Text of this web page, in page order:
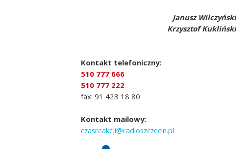
Janusz Wilczyński
Krzysztof Kukliński
Kontakt telefoniczny:
510 777 666
510 777 222
fax: 91 423 18 80
Kontakt mailowy:
czasreakcji@radioszczecin.pl